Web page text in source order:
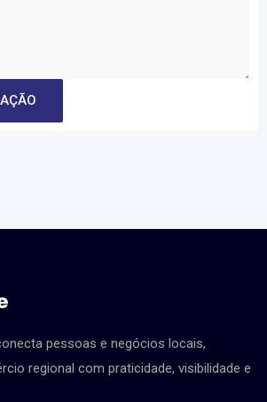
pessoas e negócios locais,
regional com praticidade, visibilidade e